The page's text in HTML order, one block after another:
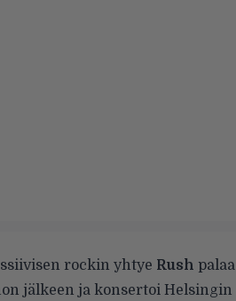
rockin yhtye Rush palaa
jälkeen ja konsertoi Helsingin